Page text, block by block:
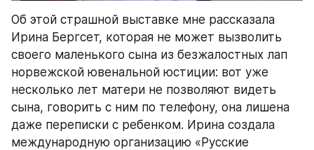
Об этой страшной выставке мне рассказала
Ирина Бергсет, которая не может вызволить
своего маленького сына из безжалостных лап
норвежской ювенальной юстиции: вот уже
несколько лет матери не позволяют видеть
сына, говорить с ним по телефону, она лишена
даже переписки с ребенком. Ирина создала
международную организацию «Русские